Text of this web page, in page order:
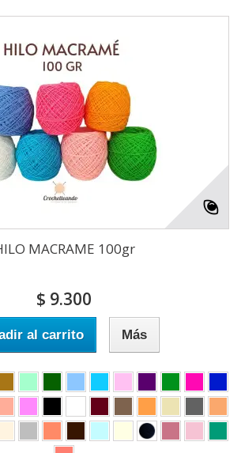
MACRAME 100gr
$ 9.300
al carrito Más